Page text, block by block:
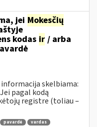
jei Mokesčių
kodas ir / arba
skelbiama:
pagal kodą
registre (toliau –
pavardė
vardas